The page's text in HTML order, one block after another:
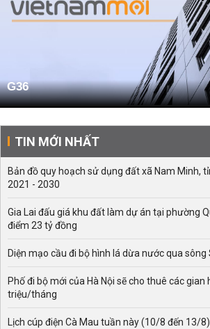
G36
TIN MỚI NHẤT
Bản đồ quy hoạch sử dụng đất xã Nam Minh,
2021 - 2030
Gia Lai đấu giá khu đất làm dự án tại phường
điểm 23 tỷ đồng
Diện mạo cầu đi bộ hình lá dừa nước qua sông
Phố đi bộ mới của Hà Nội sẽ cho thuê các gian
triệu/tháng
Lịch cúp điện Cà Mau tuần này (10/8 đến 13/